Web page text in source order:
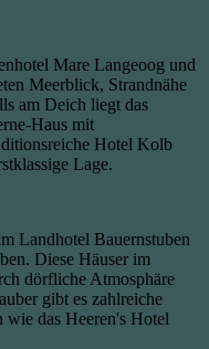
Mare Langeoog und
Meerblick, Strandnähe
am Deich liegt das
Haus mit
Hotel Kolb
Lage.
Landhotel Bauernstuben
Diese Häuser im
dörfliche Atmosphäre
gibt es zahlreiche
wie das Heeren's Hotel